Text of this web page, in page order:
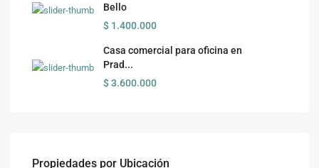
Bello
$ 1.400.000
Casa comercial para oficina en
Prad...
$ 3.600.000
Propiedades por Ubicación